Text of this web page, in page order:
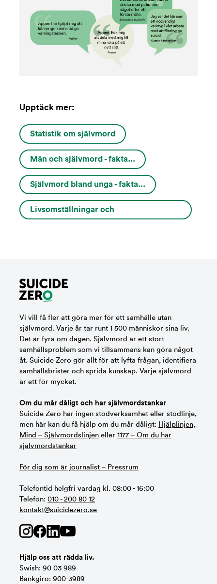
Upptäck mer:
Statistik om självmord
Män och självmord - fakta...
Självmord bland unga - fakta...
Livsomställningar och
Vi vill få fler att göra mer för ett samhälle utan
självmord. Varje år tar runt 1 500 människor sina liv.
Det är fyra om dagen. Självmord är ett stort
samhällsproblem som vi tillsammans kan göra något
åt. Suicide Zero gör allt för att lyfta frågan, identifiera
samhällsbrister och sprida kunskap. Varje självmord
är ett för mycket.
Om du mår dåligt och har självmordstankar
Suicide Zero har ingen stödverksamhet eller stödlinje,
men här kan du få hjälp om du mår dåligt: Hjälplinjen,
Mind – Självmordslinjen eller 1177 – Om du har
självmordstankar
För dig som är journalist – Pressrum
Telefontid helgfri vardag kl. 08:00 - 16:00
Telefon: 010 - 200 80 12
kontakt@suicidezero.se
Hjälp oss att rädda liv.
Swish: 90 03 989
Bankgiro: 900-3989